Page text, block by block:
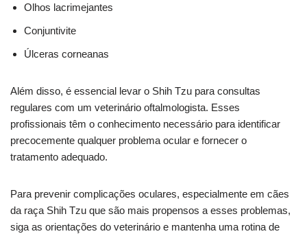
Olhos lacrimejantes
Conjuntivite
Úlceras corneanas
Além disso, é essencial levar o Shih Tzu para consultas
regulares com um veterinário oftalmologista. Esses
profissionais têm o conhecimento necessário para identificar
precocemente qualquer problema ocular e fornecer o
tratamento adequado.
Para prevenir complicações oculares, especialmente em cães
da raça Shih Tzu que são mais propensos a esses problemas,
siga as orientações do veterinário e mantenha uma rotina de